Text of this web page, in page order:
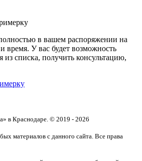
в вашем распоряжении на
время. У вас будет возможность
из списка, получить консультацию,
в Краснодаре. © 2019 - 2026
материалов с данного сайта. Все права